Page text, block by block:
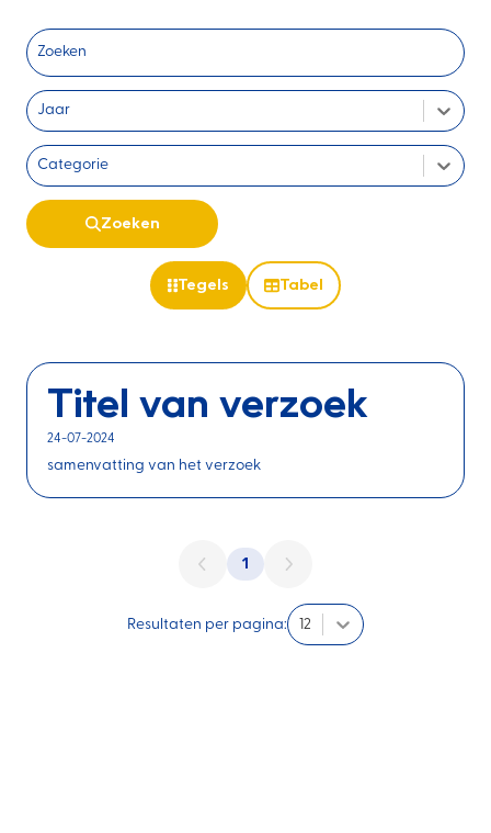
Zoeken
Jaar
Categorie
Zoeken
Tegels Tabel
Titel van verzoek
24-07-2024
samenvatting van het verzoek
1
Resultaten per pagina: 12